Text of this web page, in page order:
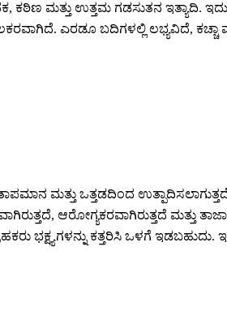
ಮತ್ತು ಉತ್ತಮ ಗಡಸುತನ ಇತ್ಯಾದಿ. ಇದು
ಎರಡೂ ಬದಿಗಳಲ್ಲಿ ಲಭ್ಯವಿದೆ, ಕಚ್ಚಾ
ಮತ್ತು ಒತ್ತಡದಿಂದ
ಆರೋಗ್ಯಕರವಾಗಿರುತ್ತದೆ ಮತ್ತು
ಭಕ್ಷ್ಯಗಳನ್ನು ಕತ್ತರಿಸಿ ಒಳಗೆ ಇಡಬಹುದು.